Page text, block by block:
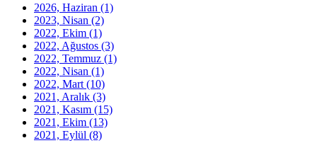
2026, Haziran (1)
2023, Nisan (2)
2022, Ekim (1)
2022, Ağustos (3)
2022, Temmuz (1)
2022, Nisan (1)
2022, Mart (10)
2021, Aralık (3)
2021, Kasım (15)
2021, Ekim (13)
2021, Eylül (8)